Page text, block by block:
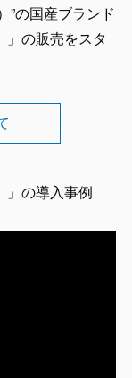
”の国産ブランド
」の販売をスタ
」の導入事例